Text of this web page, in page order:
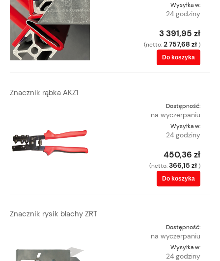
Wysyłka w:
24 godziny
3 391,95 zł
(netto:2 757,68 zł )
Do koszyka
Znacznik rąbka AKZ1
Dostępność:
na wyczerpaniu
Wysyłka w:
24 godziny
450,36 zł
(netto:366,15 zł )
Do koszyka
Znacznik rysik blachy ZRT
Dostępność:
na wyczerpaniu
Wysyłka w:
24 godziny